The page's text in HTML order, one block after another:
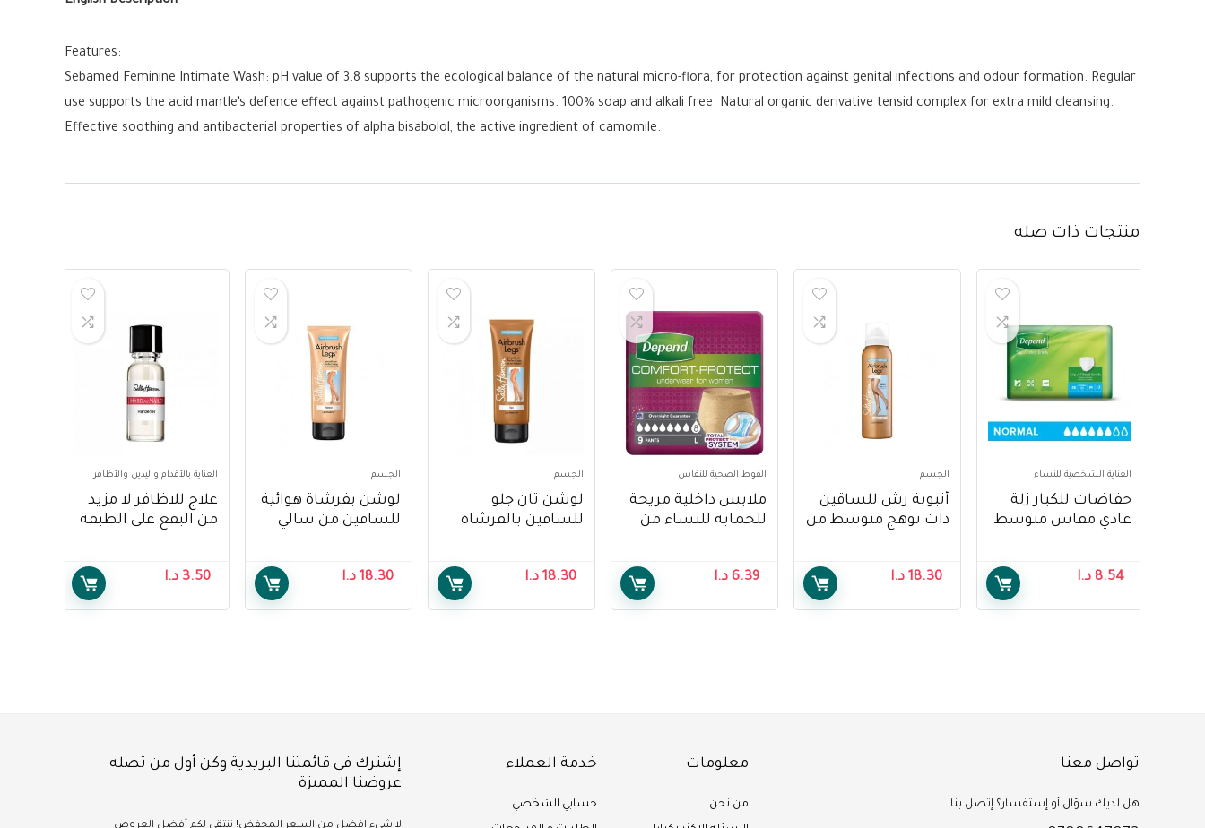
Features:
Sebamed Feminine Intimate Wash: pH value of 3.8 supports the ecological balance of the natural micro-flora, for protection against genital infections and odour formation. Regular
use supports the acid mantle’s defence effect against pathogenic microorganisms. 100% soap and alkali free. Natural organic derivative tensid complex for extra mild cleansing.
Effective soothing and antibacterial properties of alpha bisabolol, the active ingredient of camomile.
منتجات ذات صله
العناية الشخصية للنساء
حفاضات للكبار زلة
عادي مقاس متوسط
Adult Diapers Slip
Normal M 80-120
8.54 د.ا
الجسم
أنبوبة رش للساقين
ذات توهج متوسط من
Brush Legs Medium
18.30 د.ا
الفوط الصحية للنفاس
ملابس داخلية مريحة
للحماية للنساء من
Depend Comfort
Protect Underwear
6.39 د.ا
الجسم
لوشن تان جلو
للساقين بالفرشاة
من 1 – Sally Hansen
Air Brush Legs Tan
18.30 د.ا
الجسم
لوشن بفرشاة هوائية
للساقين من سالي
– Sally Hansen Air
Brush Legs Fairest
18.30 د.ا
العناية بالأقدام واليدين والأظافر
علاج للاظافر لا مزيد
من البقع على الطبقة
Hansen treatment
no more stains base
3.50 د.ا
تواصل معنا
هل لديك سؤال أو إستفسار؟ إتصل بنا
معلومات
من نحن
خدمة العملاء
حسابي الشخصي
إشترك في قائمتنا البريدية وكن أول من تصله
عروضنا المميزة
لا شيء افضل من السعر المخفض! ننتقي لكم أفضل العروض